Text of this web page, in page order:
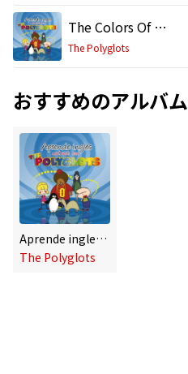
The Colors Of The Rainbow - Los Colores Del Arcoiris
The Polyglots
おすすめのアルバム
Aprende ingles cantando con The Polyglots
The Polyglots